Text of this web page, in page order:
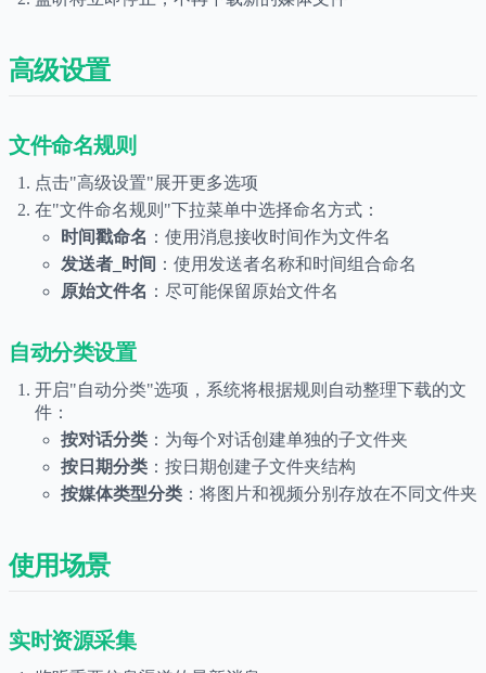
高级设置
文件命名规则
点击"高级设置"展开更多选项
在"文件命名规则"下拉菜单中选择命名方式：
时间戳命名 ：使用消息接收时间作为文件名
发送者_时间 ：使用发送者名称和时间组合命名
原始文件名 ：尽可能保留原始文件名
自动分类设置
开启"自动分类"选项，系统将根据规则自动整理下载的文
件：
按对话分类 ：为每个对话创建单独的子文件夹
按日期分类 ：按日期创建子文件夹结构
按媒体类型分类 ：将图片和视频分别存放在不同文件夹
使用场景
实时资源采集